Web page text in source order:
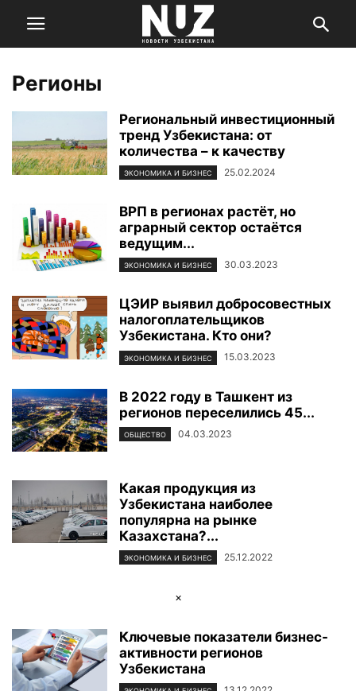
Регионы
Региональный инвестиционный
тренд Узбекистана: от
количества – к качеству
ЭКОНОМИКА И БИЗНЕС 25.02.2024
ВРП в регионах растёт, но
аграрный сектор остаётся
ведущим...
ЭКОНОМИКА И БИЗНЕС 30.03.2023
ЦЭИР выявил добросовестных
налогоплательщиков
Узбекистана. Кто они?
ЭКОНОМИКА И БИЗНЕС 15.03.2023
В 2022 году в Ташкент из
регионов переселились 45...
ОБЩЕСТВО 04.03.2023
Какая продукция из
Узбекистана наиболее
популярна на рынке
Казахстана?...
ЭКОНОМИКА И БИЗНЕС 25.12.2022
×
Ключевые показатели бизнес-
активности регионов
Узбекистана